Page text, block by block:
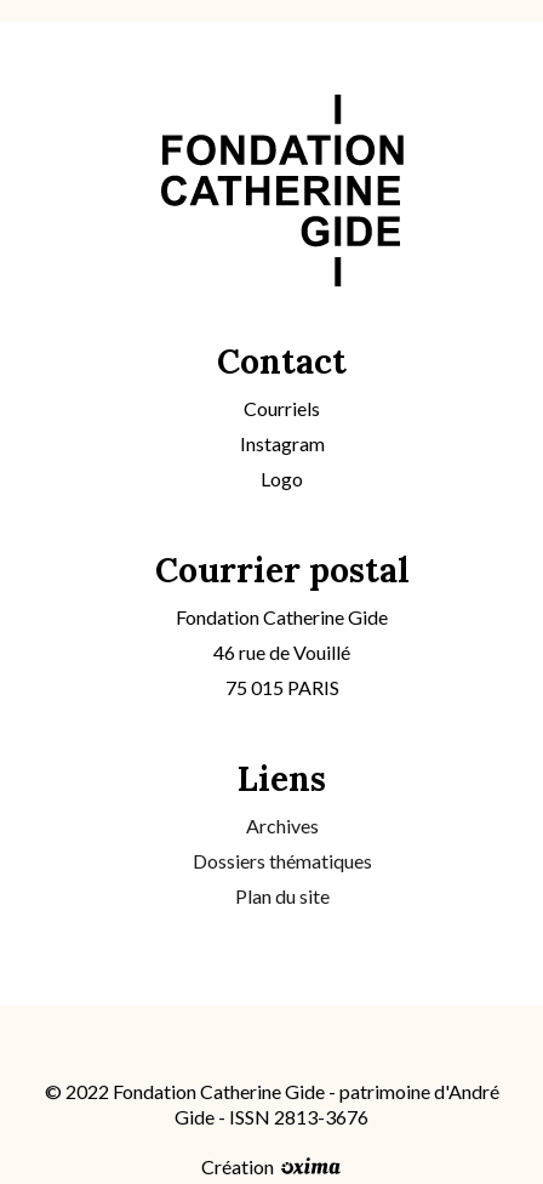
Contact
Courriels
Instagram
Logo
Courrier postal
Fondation Catherine Gide
46 rue de Vouillé
75 015 PARIS
Liens
Archives
Dossiers thématiques
Plan du site
© 2022 Fondation Catherine Gide - patrimoine d'André
Gide - ISSN 2813-3676
Création